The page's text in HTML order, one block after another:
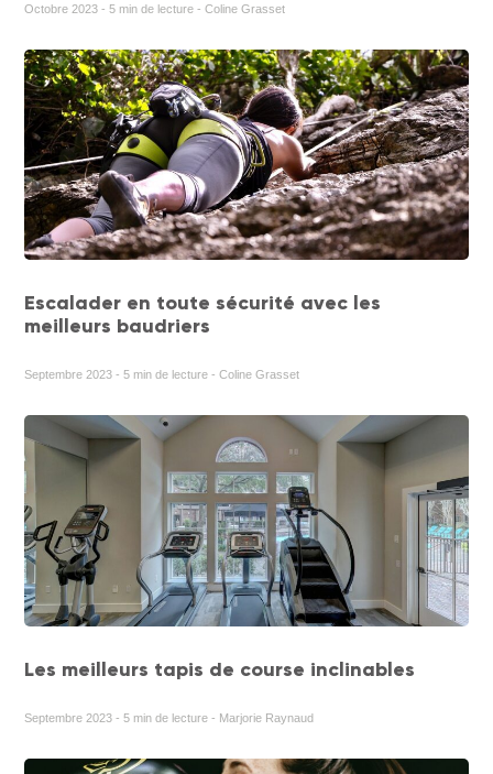
Octobre 2023 - 5 min de lecture - Coline Grasset
Escalader en toute sécurité avec les
meilleurs baudriers
Septembre 2023 - 5 min de lecture - Coline Grasset
Les meilleurs tapis de course inclinables
Septembre 2023 - 5 min de lecture - Marjorie Raynaud